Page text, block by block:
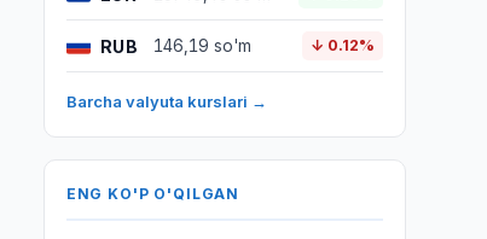
RUB 146,19 so'm ↓ 0.12%
Barcha valyuta kurslari →
ENG KO'P O'QILGAN